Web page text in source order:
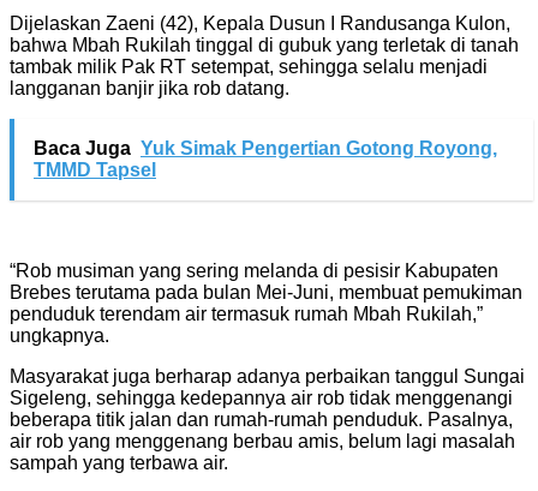
Dijelaskan Zaeni (42), Kepala Dusun I Randusanga Kulon,
bahwa Mbah Rukilah tinggal di gubuk yang terletak di tanah
tambak milik Pak RT setempat, sehingga selalu menjadi
langganan banjir jika rob datang.
Baca Juga Yuk Simak Pengertian Gotong Royong,
TMMD Tapsel
“Rob musiman yang sering melanda di pesisir Kabupaten
Brebes terutama pada bulan Mei-Juni, membuat pemukiman
penduduk terendam air termasuk rumah Mbah Rukilah,”
ungkapnya.
Masyarakat juga berharap adanya perbaikan tanggul Sungai
Sigeleng, sehingga kedepannya air rob tidak menggenangi
beberapa titik jalan dan rumah-rumah penduduk. Pasalnya,
air rob yang menggenang berbau amis, belum lagi masalah
sampah yang terbawa air.